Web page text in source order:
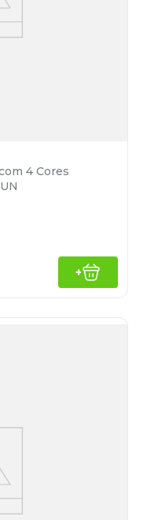
4 Cores
+